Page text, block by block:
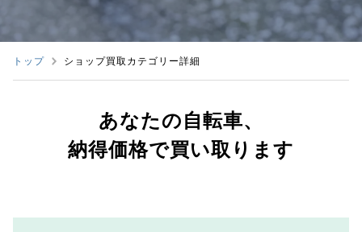
トップ ショップ買取カテゴリー詳細
あなたの自転車、
納得価格で買い取ります